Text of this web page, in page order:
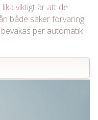
viktigt är att de
både säker förvaring
per automatik